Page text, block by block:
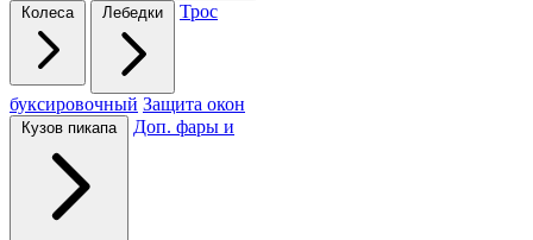
Колеса Лебедки Трос
буксировочный Защита окон
Кузов пикапа Доп. фары и